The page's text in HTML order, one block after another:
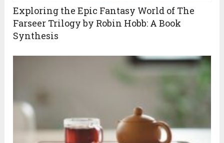
Exploring the Epic Fantasy World of The
Farseer Trilogy by Robin Hobb: A Book
Synthesis